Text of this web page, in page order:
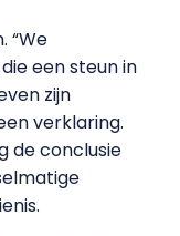
“We
een steun in
zijn
verklaring.
de conclusie